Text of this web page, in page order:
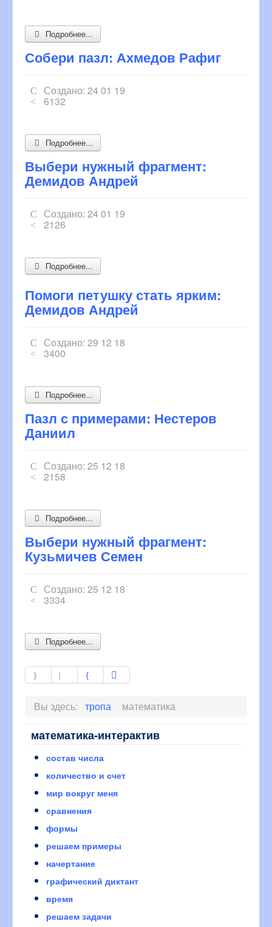
Подробнее...
Собери пазл: Ахмедов Рафиг
Создано: 24 01 19
6132
Подробнее...
Выбери нужный фрагмент:
Демидов Андрей
Создано: 24 01 19
2126
Подробнее...
Помоги петушку стать ярким:
Демидов Андрей
Создано: 29 12 18
3400
Подробнее...
Пазл с примерами: Нестеров
Даниил
Создано: 25 12 18
2158
Подробнее...
Выбери нужный фрагмент:
Кузьмичев Семен
Создано: 25 12 18
3334
Подробнее...
Вы здесь: тропа математика
математика-интерактив
состав числа
количество и счет
мир вокруг меня
сравнения
формы
решаем примеры
начертание
графический диктант
время
решаем задачи